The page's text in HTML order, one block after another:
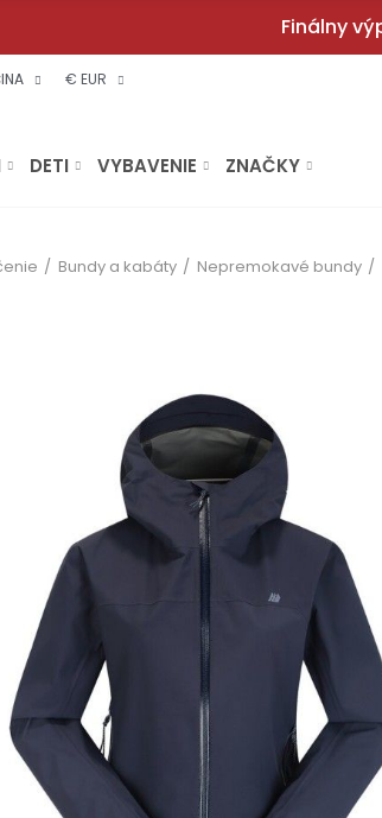
Finálny
€ EUR
DETI VYBAVENIE ZNAČKY
Bundy a kabáty Nepremokavé bundy